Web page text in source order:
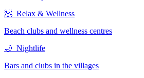
🧖 Relax & Wellness
Beach clubs and wellness centres
🌙 Nightlife
Bars and clubs in the villages